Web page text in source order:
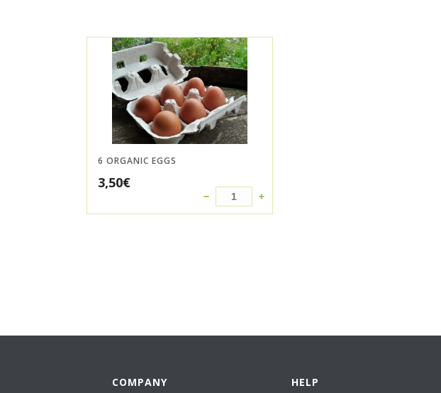
6 ORGANIC EGGS
3,50€
COMPANY HELP